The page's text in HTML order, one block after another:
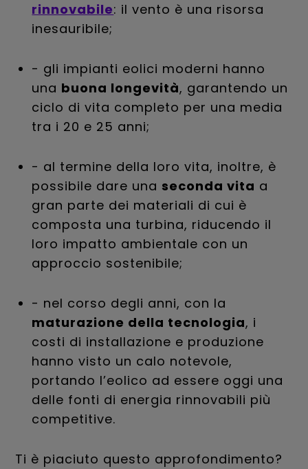
rinnovabile: il vento è una risorsa
inesauribile;
- gli impianti eolici moderni hanno
una buona longevità, garantendo un
ciclo di vita completo per una media
tra i 20 e 25 anni;
- al termine della loro vita, inoltre, è
possibile dare una seconda vita a
gran parte dei materiali di cui è
composta una turbina, riducendo il
loro impatto ambientale con un
approccio sostenibile;
- nel corso degli anni, con la
maturazione della tecnologia, i
costi di installazione e produzione
hanno visto un calo notevole,
portando l’eolico ad essere oggi una
delle fonti di energia rinnovabili più
competitive.
Ti è piaciuto questo approfondimento?